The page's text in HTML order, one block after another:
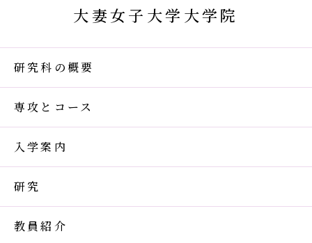
大妻女子大学大学院
研究科の概要
専攻とコース
入学案内
研究
教員紹介